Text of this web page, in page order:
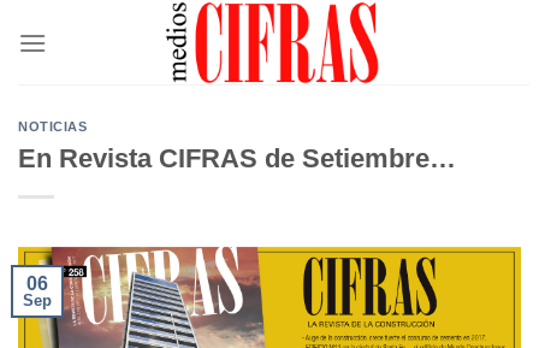
NOTICIAS
En Revista CIFRAS de Setiembre…
06
Sep